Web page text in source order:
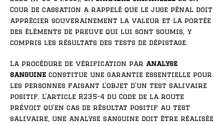
Cour de cassation a rappelé que le juge pénal doit
apprécier souverainement la valeur et la portée
des éléments de preuve qui lui sont soumis, y
compris les résultats des tests de dépistage.
La procédure de vérification par analyse
sanguine constitue une garantie essentielle pour
les personnes faisant l’objet d’un test salivaire
positif. L’article R235-4 du Code de la route
prévoit qu’en cas de résultat positif au test
salivaire, une analyse sanguine doit être réalisée